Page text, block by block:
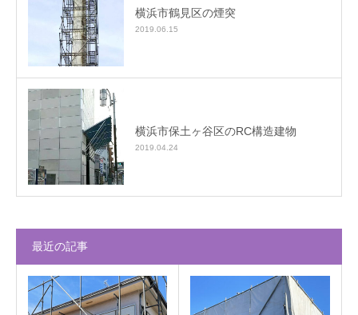
横浜市鶴見区の煙突
2019.06.15
横浜市保土ヶ谷区のRC構造建物
2019.04.24
最近の記事